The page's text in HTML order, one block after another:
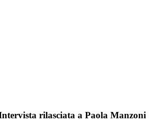
rilasciata a Paola Manzoni